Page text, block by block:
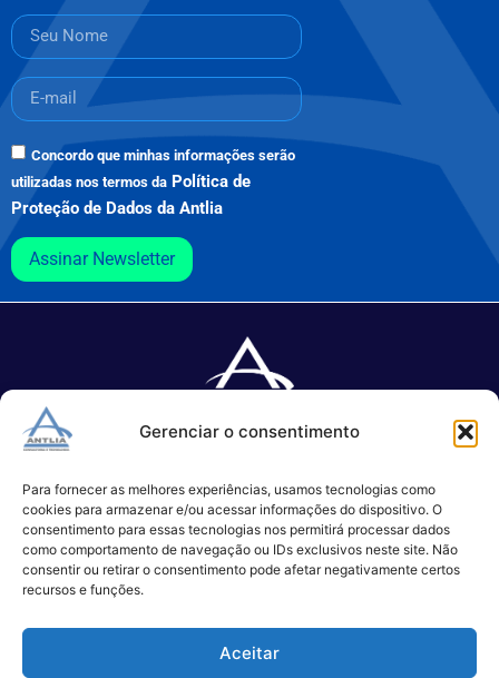
Gerenciar o consentimento
Para fornecer as melhores experiências, usamos tecnologias como
cookies para armazenar e/ou acessar informações do dispositivo. O
consentimento para essas tecnologias nos permitirá processar dados
como comportamento de navegação ou IDs exclusivos neste site. Não
consentir ou retirar o consentimento pode afetar negativamente certos
recursos e funções.
Aceitar
Concordo que minhas informações serão
utilizadas nos termos da Política de
Proteção de Dados da Antlia
Assinar Newsletter
TI.
(11) 3017-0999